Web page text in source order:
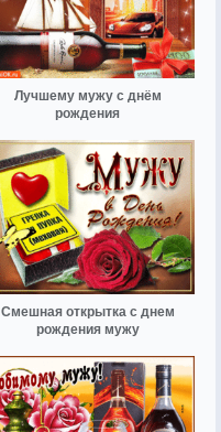
Лучшему мужу с днём
рождения
Смешная открытка с днем
рождения мужу